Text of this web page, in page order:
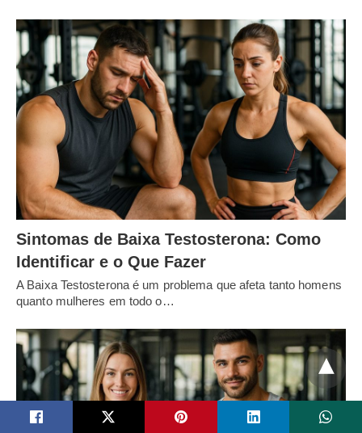
Sintomas de Baixa Testosterona: Como
Identificar e o Que Fazer
A Baixa Testosterona é um problema que afeta tanto homens
quanto mulheres em todo o…